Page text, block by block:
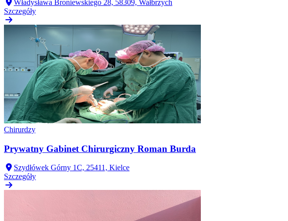
Władysława Broniewskiego 28, 58309, Wałbrzych
Szczegóły
Chirurdzy
Prywatny Gabinet Chirurgiczny Roman Burda
Szydłówek Górny 1C, 25411, Kielce
Szczegóły